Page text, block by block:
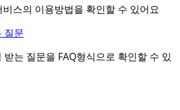
비스의 이용방법을 확인할 수 있어요
질문
받는 질문을 FAQ형식으로 확인할 수 있